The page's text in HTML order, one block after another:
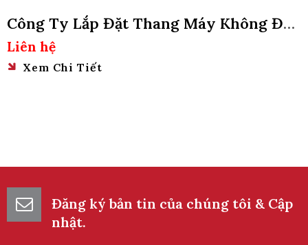
Công Ty Lắp Đặt Thang Máy Không Đào
Hố Pit Tại Quận Bình Tân, Tphcm
Liên hệ
Xem Chi Tiết
Đăng ký bản tin của chúng tôi & Cập
nhật.